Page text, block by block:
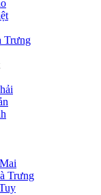
Trưng
Trưng